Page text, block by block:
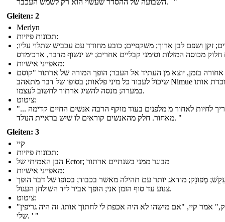
Gleiten: 2
Merlyn
תכונות פיזיות:
זקן ושפם לבן ארוך; משקפיים; כובע מחודד עם עכביש שתלוי עליו;
חלוק מכוסה המזלות וסימני קבליים אחרים; יש ינשוף מדבר, ארכימדס
מאפייני אישיות:
אחורה בזמן, יוצא מן העתיד אל העבר; הופך המורה של ארתור "קוסם
שיכול לעבוד כל מיני פלאות; בסופו של דבר מתאהב Nimue אשר לוכדת אותו
במערה; מנסה להשיג ארתור לחשוב לעצמו.
ציטוט:
"... אני צריך לחיות לאחור מ מלפנים בעוד מוקף הרבה אנשים החיים קדימה
מאחור. חלק מהאנשים קוראים לו שיש בראיית הנולד. "
Gleiten: 3
קיי
תכונות פיזיות:
הבן האמיתי של Ector; מבוגר ממני בשנתיים ארתור
מאפייני אישיות:
מְפוּנָק; מודאג יותר עם תהילה מאשר בכבוד; בסופו של דבר הופך
צנוע עד סוף הזמן אני; הופך אביר ליד השולחן העגול.
ציטוט:
"זה יספיק," אמר קיי, "אם מישהו לא היה אכפת לי לחתוך אותו. זה היה גריפין
שלי. ' "